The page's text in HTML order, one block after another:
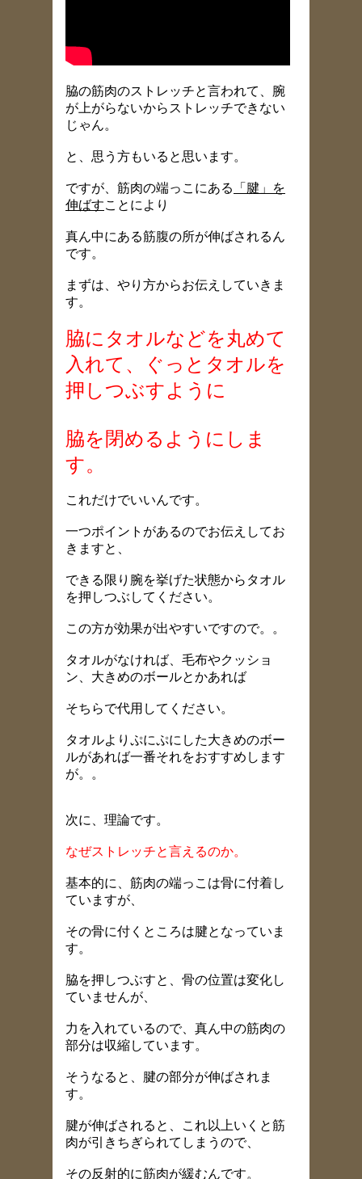
脇の筋肉のストレッチと言われて、腕
が上がらないからストレッチできない
じゃん。
と、思う方もいると思います。
ですが、筋肉の端っこにある
「腱」を
伸ばすことにより
真ん中にある筋腹の所が伸ばされるん
です。
まずは、やり方からお伝えしていきま
す。
脇にタオルなどを丸めて
入れて、ぐっとタオルを
押しつぶすように
脇を閉めるようにしま
す。
これだけでいいんです。
一つポイントがあるのでお伝えしてお
きますと、
できる限り腕を挙げた状態からタオル
を押しつぶしてください。
この方が効果が出やすいですので。。
タオルがなければ、毛布やクッショ
ン、大きめのボールとかあれば
そちらで代用してください。
タオルよりぷにぷにした大きめのボー
ルがあれば一番それをおすすめします
が。。
次に、理論です。
なぜストレッチと言えるのか。
基本的に、筋肉の端っこは骨に付着し
ていますが、
その骨に付くところは腱となっていま
す。
脇を押しつぶすと、骨の位置は変化し
ていませんが、
力を入れているので、真ん中の筋肉の
部分は収縮しています。
そうなると、腱の部分が伸ばされま
す。
腱が伸ばされると、これ以上いくと筋
肉が引きちぎられてしまうので、
その反射的に筋肉が緩むんです。